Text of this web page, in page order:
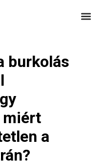
burkolás
miért
a